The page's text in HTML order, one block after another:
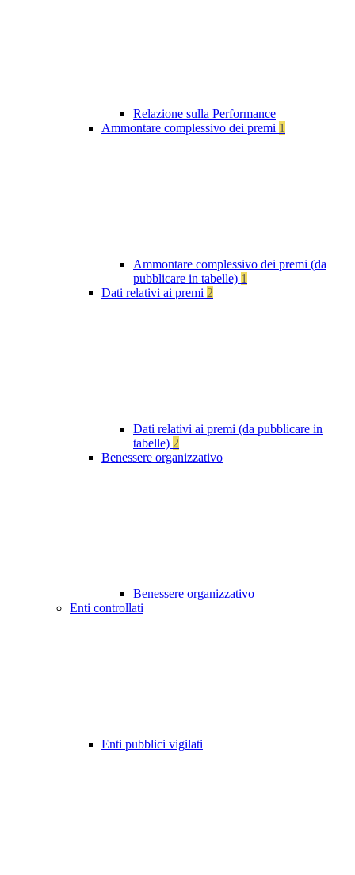
Relazione sulla Performance
Ammontare complessivo dei premi 1
Ammontare complessivo dei premi (da
pubblicare in tabelle) 1
Dati relativi ai premi 2
Dati relativi ai premi (da pubblicare in
tabelle) 2
Benessere organizzativo
Benessere organizzativo
Enti controllati
Enti pubblici vigilati